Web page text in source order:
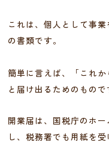
これは、個人として事
の書類です。
簡単に言えば、「これか
と届け出るためのもので
開業届は、国税庁のホ
し、税務署でも用紙を受